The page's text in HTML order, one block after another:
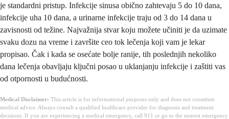
je standardni pristup. Infekcije sinusa obično zahtevaju 5 do 10 dana,
infekcije uha 10 dana, a urinarne infekcije traju od 3 do 14 dana u
zavisnosti od težine. Najvažnija stvar koju možete učiniti je da uzimate
svaku dozu na vreme i završite ceo tok lečenja koji vam je lekar
propisao. Čak i kada se osećate bolje ranije, tih poslednjih nekoliko
dana lečenja obavljaju ključni posao u uklanjanju infekcije i zaštiti vas
od otpornosti u budućnosti.
Medical Disclaimer: This article is for informational purposes only and does not constitute
medical advice. Always consult a qualified healthcare provider for diagnosis and treatment
decisions. If you are experiencing a medical emergency, call 911 or go to the nearest emergency